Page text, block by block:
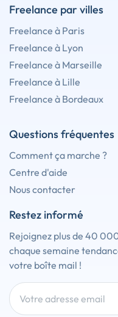
Freelance par villes
Freelance à Paris
Freelance à Lyon
Freelance à Marseille
Freelance à Lille
Freelance à Bordeaux
Questions fréquentes
Comment ça marche ?
Centre d'aide
Nous contacter
Restez informé
Rejoignez plus de 40
chaque semaine
votre boîte mail !